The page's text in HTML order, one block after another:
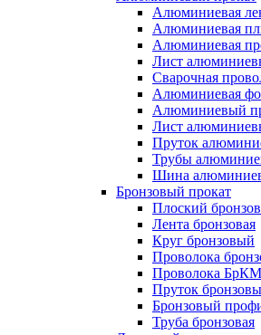
Алюминиевая
Алюминиевая
Алюминиевая
Лист
Сварочная
Алюминиевая
Алюминиевый
Лист
Пруток
Трубы
Шина
Бронзовый прокат
Плоский
Лента бронзовая
Круг бронзовый
Проволока
Проволока
Пруток
Бронзовый
Труба бронзовая